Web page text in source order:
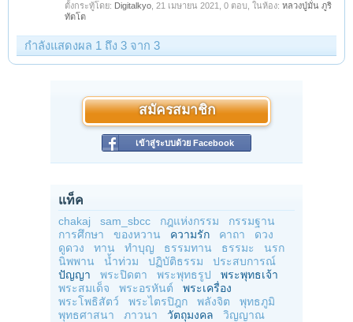
ตั้งกระทู้โดย: Digitalkyo 21 เมษายน 2021 , 0 ตอบ, ในห้อง: หลวงปู่มั่น ภูริ
ทัตโต
กำลังแสดงผล 1 ถึง 3 จาก 3
สมัครสมาชิก
เข้าสู่ระบบด้วย Facebook
แท็ค
chakaj sam_sbcc กฎแห่งกรรม
กรรมฐาน
การศึกษา
ของหวาน ความรัก คาถา
ดวง
ดูดวง
ทาน ทำบุญ ธรรมทาน ธรรมะ
นรก
นิพพาน
น้ำท่วม ปฏิบัติธรรม
ประสบการณ์
ปัญญา
พระปิดตา พระพุทธรูป
พระพุทธเจ้า
พระสมเด็จ
พระอรหันต์
พระเครื่อง
พระโพธิสัตว์
พระไตรปิฎก พลังจิต
พุทธภูมิ
พุทธศาสนา
ภาวนา วัตถุมงคล วิญญาณ